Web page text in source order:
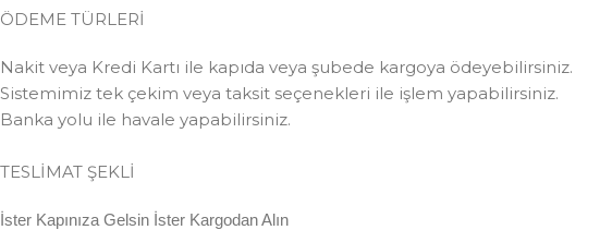
ÖDEME TÜRLERİ
Nakit veya Kredi Kartı ile kapıda veya şubede kargoya ödeyebilirsiniz.
Sistemimiz tek çekim veya taksit seçenekleri ile işlem yapabilirsiniz.
Banka yolu ile havale yapabilirsiniz.
TESLİMAT ŞEKLİ
İster Kapınıza Gelsin İster Kargodan Alın